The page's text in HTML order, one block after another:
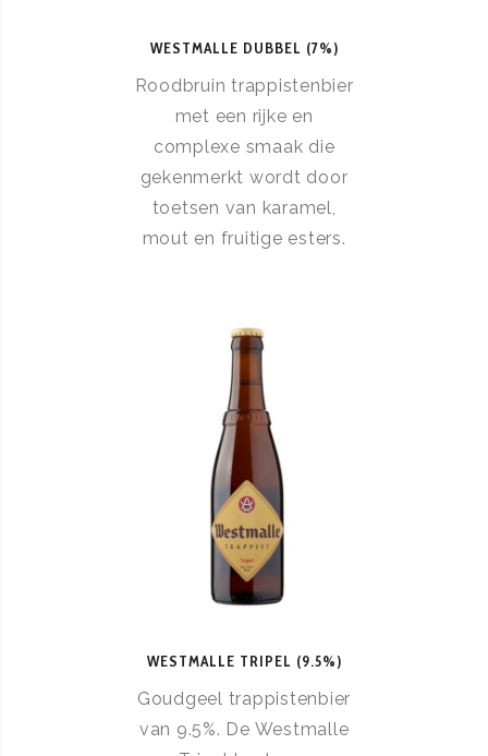
WESTMALLE DUBBEL (7%)
Roodbruin trappistenbier
met een rijke en
complexe smaak die
gekenmerkt wordt door
toetsen van karamel,
mout en fruitige esters.
WESTMALLE TRIPEL (9.5%)
Goudgeel trappistenbier
van 9.5%. De Westmalle